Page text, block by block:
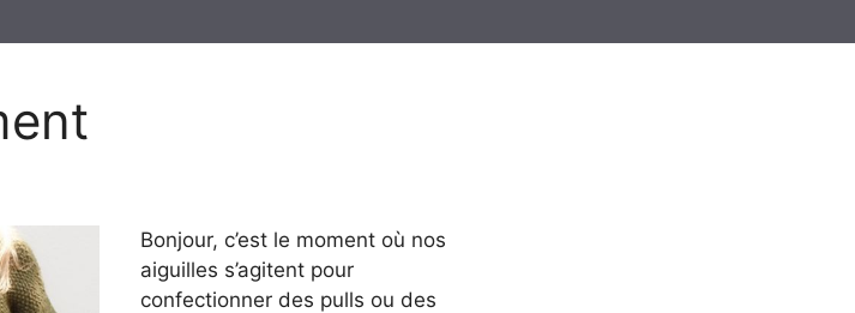
Bonjour, c’est le moment où nos
aiguilles s’agitent pour
confectionner des pulls ou des